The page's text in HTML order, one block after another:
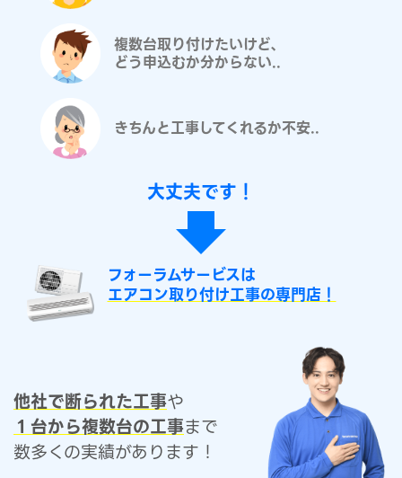
複数台取り付けたいけど、
どう申込むか分からない..
きちんと工事してくれるか不安..
大丈夫です！
フォーラムサービスは
エアコン取り付け工事の専門店！
他社で断られた工事や
１台から複数台の工事まで
数多くの実績があります！